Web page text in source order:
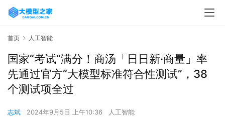
首页 人工智能
国家“考试”满分！商汤「日日新·商量」率
先通过官方“大模型标准符合性测试”，38
个测试项全过
志斌 2024年9月5日 上午10:36 人工智能